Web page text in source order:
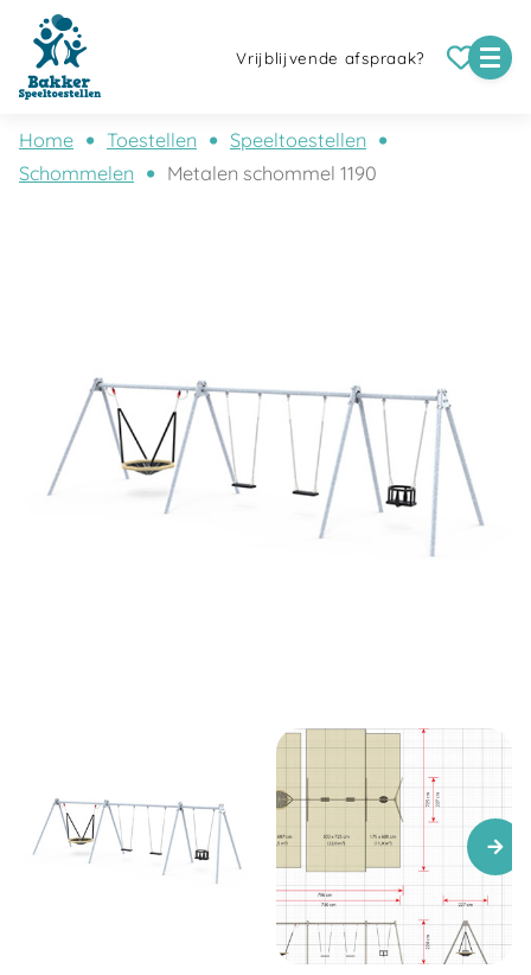
Vrijblijvende afspraak?
Home Toestellen
Speeltoestellen
Schommelen
Metalen schommel 1190